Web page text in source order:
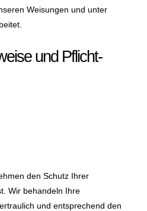
Weisungen und unter
und Pflicht­
den Schutz Ihrer
Wir behandeln Ihre
und entsprechend den